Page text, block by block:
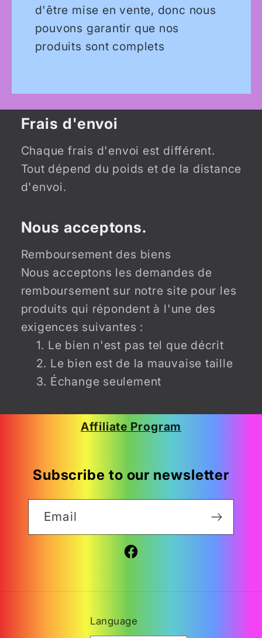
d'être mise en vente, donc nous
pouvons garantir que nos
produits sont complets
Frais d'envoi
Chaque frais d'envoi est différent.
Tout dépend du poids et de la distance
d'envoi.
Nous acceptons.
Remboursement des biens
Nous acceptons les demandes de
remboursement sur notre site pour les
produits qui répondent à l'une des
exigences suivantes :
Le bien n'est pas tel que décrit
Le bien est de la mauvaise taille
Échange seulement
Affiliate Program
Subscribe to our newsletter
Email
Facebook
Language